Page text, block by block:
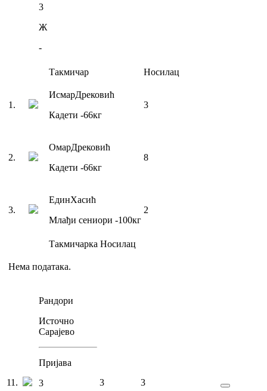
3
Ж
-
Такмичар Носилац
1 .
ИсмарДрековић
Кадети -66кг
3
2.
ОмарДрековић
Кадети -66кг
8
3.
ЕдинХасић
Млађи сениори -100кг
2
Такмичарка Носилац
Нема података.
11 .
Рандори
Источно
Сарајево
Пријава
3
3 3